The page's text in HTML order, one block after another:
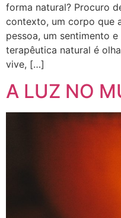
forma natural? Procuro
contexto, um corpo que
pessoa, um sentimento
terapêutica natural é
vive, […]
A LUZ NO